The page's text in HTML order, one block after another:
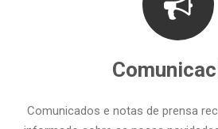
Comunicados e notas de prensa